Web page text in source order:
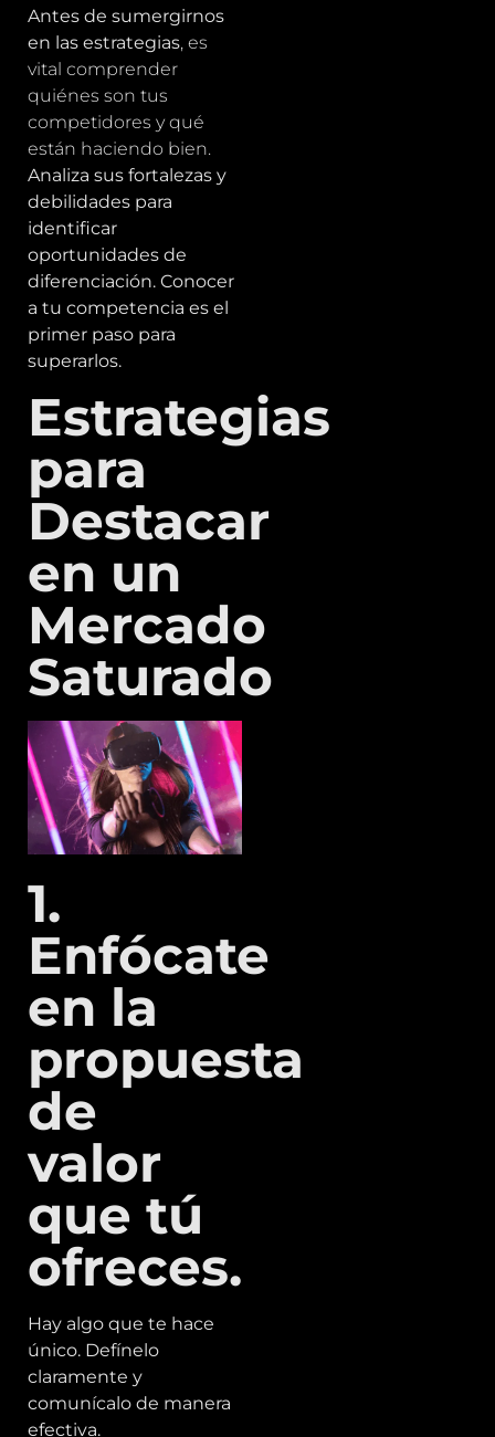
Antes de sumergirnos
en las estrategias, es
vital comprender
quiénes son tus
competidores y qué
están haciendo bien.
Analiza sus fortalezas y
debilidades para
identificar
oportunidades de
diferenciación. Conocer
a tu competencia es el
primer paso para
superarlos.
Estrategias
para
Destacar
en un
Mercado
Saturado
1.
Enfócate
en la
propuesta
de
valor
que tú
ofreces.
Hay algo que te hace
único. Defínelo
claramente y
comunícalo de manera
efectiva.